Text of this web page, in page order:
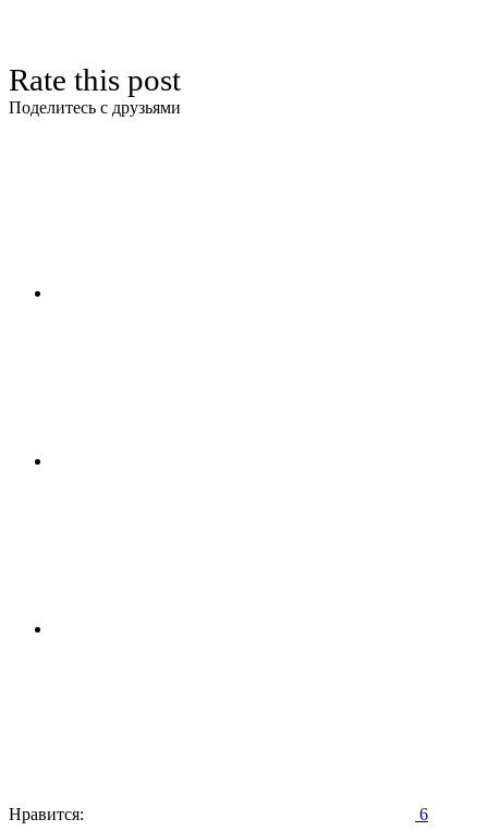
Rate this post
Поделитесь с друзьями
Нравится: 6